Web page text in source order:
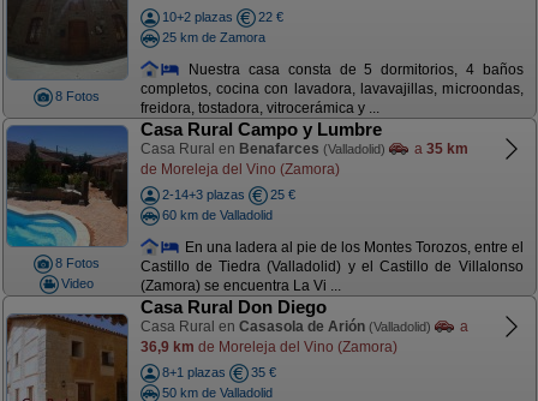
8 Fotos
10+2 plazas
22 €
25 km de Zamora
Nuestra casa consta de 5 dormitorios, 4 baños
completos, cocina con lavadora, lavavajillas, microondas,
freidora, tostadora, vitrocerámica y ...
8 Fotos
Video
Casa Rural Campo y Lumbre
Casa Rural en Benafarces (Valladolid) a 35 km
de Moreleja del Vino (Zamora)
2-14+3 plazas
25 €
60 km de Valladolid
En una ladera al pie de los Montes Torozos, entre el
Castillo de Tiedra (Valladolid) y el Castillo de Villalonso
(Zamora) se encuentra La Vi ...
Casa Rural Don Diego
Casa Rural en Casasola de Arión (Valladolid)
a
36,9 km de Moreleja del Vino (Zamora)
8+1 plazas
35 €
50 km de Valladolid